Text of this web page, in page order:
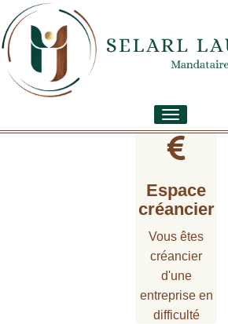
Toggle
navigation
Espace
créancier
Vous êtes
créancier
d'une
entreprise en
difficulté